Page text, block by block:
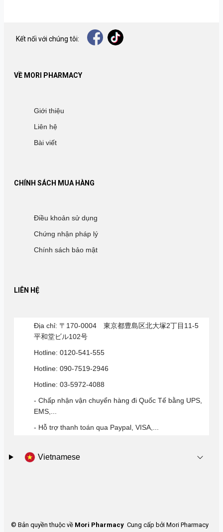
VỀ MORI PHARMACY
Giới thiệu
Liên hệ
Bài viết
CHÍNH SÁCH MUA HÀNG
Điều khoản sử dụng
Chứng nhận pháp lý
Chính sách bảo mật
LIÊN HỆ
Địa chỉ: 〒170-0004 東京都豊島区北大塚2丁目11-5
平和堂ビル102号
Hotline: 0120-541-555
Hotline: 090-7519-2946
Hotline: 03-5972-4088
- Chấp nhận vận chuyển hàng đi Quốc Tế bằng UPS,
EMS,...
- Hỗ trợ thanh toán qua Paypal, VISA,...
Kết nối với chúng tôi:
Vietnamese
© Bản quyền thuộc về Mori Pharmacy Cung cấp bởi Mori Pharmacy